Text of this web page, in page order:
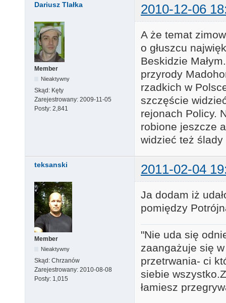
Dariusz Tlałka 2010-12-06
Member
Nieaktywny
Skąd: Kęty
Zarejestrowany: 2009-11-05
Posty: 2,841
A że temat
o głuszcu
Beskidzie
przyrody
rzadkich w
szczęście
rejonach Policy.
robione jeszcze
widzieć też
teksanski 2011-02-04
Member
Nieaktywny
Skąd: Chrzanów
Zarejestrowany: 2010-08-08
Posty: 1,015
Ja dodam iż
pomiędzy
"Nie uda się
zaangażuje się
przetrwania- ci
siebie
łamiesz